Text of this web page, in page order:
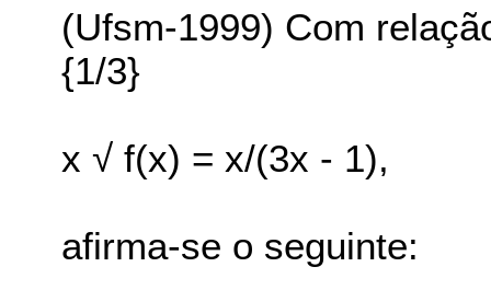
(Ufsm-1999) Com
{1/3}
x √ f(x) = x/(3x - 1),
afirma-se o seguinte: